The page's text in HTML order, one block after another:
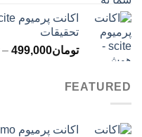
تحقیقات
تومان499,000
–
FEATURED